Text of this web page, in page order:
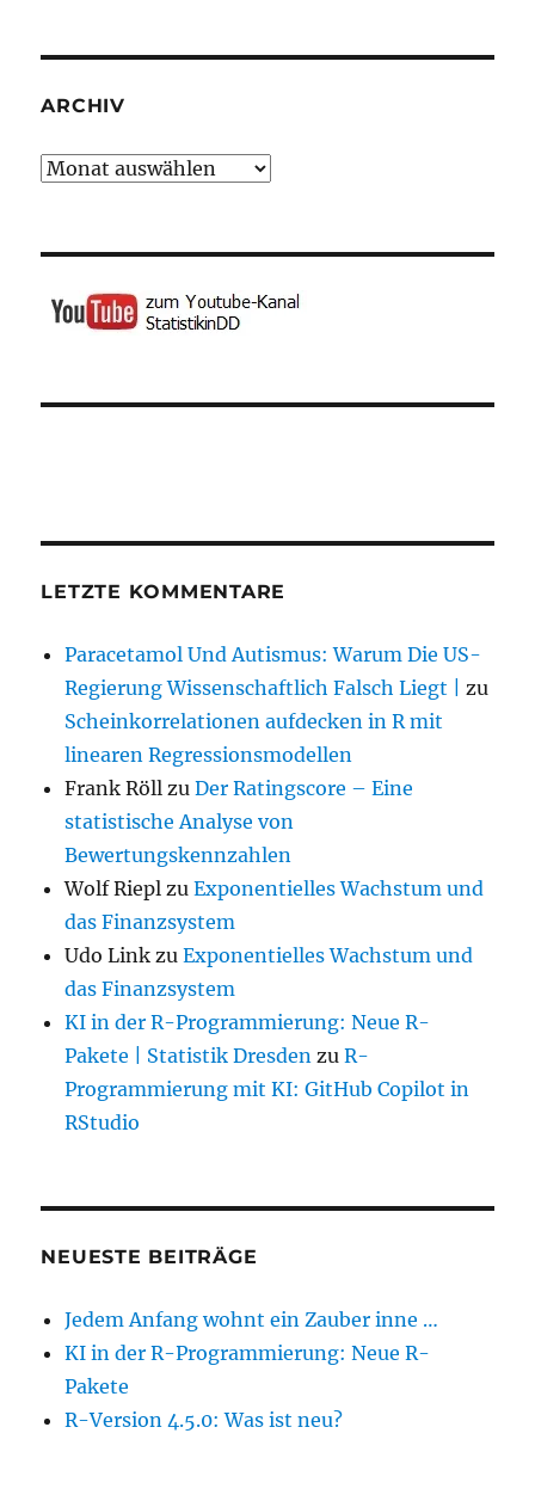
ARCHIV
Archiv
LETZTE KOMMENTARE
Paracetamol Und Autismus: Warum Die US-
Regierung Wissenschaftlich Falsch Liegt |
zu
Scheinkorrelationen aufdecken in R mit
linearen Regressionsmodellen
Frank Röll zuDer Ratingscore – Eine
statistische Analyse von
Bewertungskennzahlen
Wolf Riepl zuExponentielles Wachstum und
das Finanzsystem
Udo Link zuExponentielles Wachstum und
das Finanzsystem
KI in der R-Programmierung: Neue R-
Pakete | Statistik Dresden zuR-
Programmierung mit KI: GitHub Copilot in
RStudio
NEUESTE BEITRÄGE
Jedem Anfang wohnt ein Zauber inne …
KI in der R-Programmierung: Neue R-
Pakete
R-Version 4.5.0: Was ist neu?